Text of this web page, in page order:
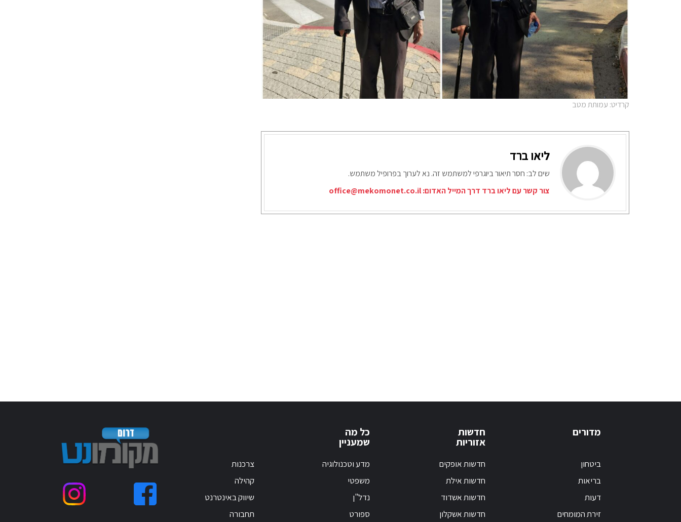
קרדיט: עמותת מטב
ליאו ברד
שים לב: חסר תיאור ביוגרפי למשתמש זה. נא לערוך בפרופיל משתמש.
צור קשר עם ליאו ברד דרך המייל האדום:office@mekomonet.co.il
מדורים
ביטחון
בריאות
דעות
זירת המומחים
חדשות
אזוריות
חדשות אופקים
חדשות אילת
חדשות אשדוד
חדשות אשקלון
כל מה
שמעניין
מדע וטכנולוגיה
משפטי
נדל"ן
ספורט
צרכנות
קהילה
שיווק באינטרנט
תחבורה